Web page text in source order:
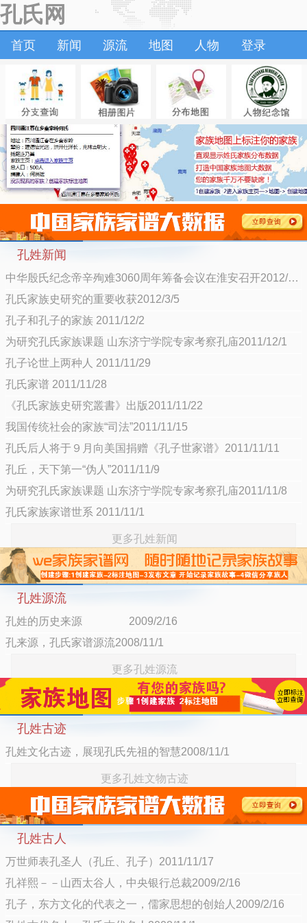
孔氏网
首页 新闻 源流 地图 人物 登录
孔姓新闻
中华殷氏纪念帝辛殉难3060周年筹备会议在淮安召开2012/9/5
孔氏家族史研究的重要收获2012/3/5
孔子和孔子的家族 2011/12/2
为研究孔氏家族课题 山东济宁学院专家考察孔庙2011/12/1
孔子论世上两种人 2011/11/29
孔氏家谱 2011/11/28
《孔氏家族史研究叢書》出版2011/11/22
我国传统社会的家族“司法”2011/11/15
孔氏后人将于９月向美国捐赠《孔子世家谱》2011/11/11
孔丘，天下第一“伪人”2011/11/9
为研究孔氏家族课题 山东济宁学院专家考察孔庙2011/11/8
孔氏家族家谱世系 2011/11/1
更多孔姓新闻
孔姓源流
孔姓的历史来源 2009/2/16
孔来源，孔氏家谱源流2008/11/1
更多孔姓源流
孔姓古迹
孔姓文化古迹，展现孔氏先祖的智慧2008/11/1
更多孔姓文物古迹
孔姓古人
万世师表孔圣人（孔丘、孔子）2011/11/17
孔祥熙－－山西太谷人，中央银行总裁2009/2/16
孔子，东方文化的代表之一，儒家思想的创始人2009/2/16